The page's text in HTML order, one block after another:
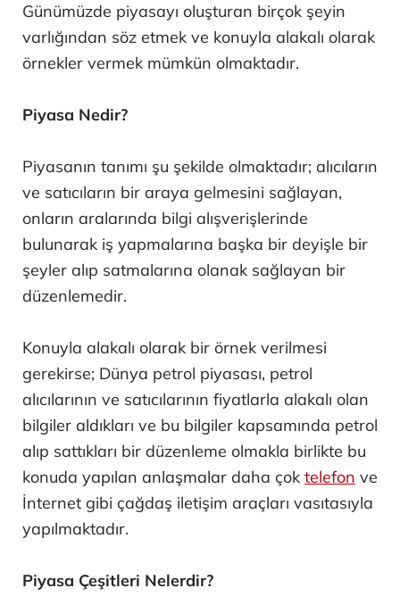
Günümüzde piyasayı oluşturan birçok şeyin
varlığından söz etmek ve konuyla alakalı olarak
örnekler vermek mümkün olmaktadır.
Piyasa Nedir?
Piyasanın tanımı şu şekilde olmaktadır; alıcıların
ve satıcıların bir araya gelmesini sağlayan,
onların aralarında bilgi alışverişlerinde
bulunarak iş yapmalarına başka bir deyişle bir
şeyler alıp satmalarına olanak sağlayan bir
düzenlemedir.
Konuyla alakalı olarak bir örnek verilmesi
gerekirse; Dünya petrol piyasası, petrol
alıcılarının ve satıcılarının fiyatlarla alakalı olan
bilgiler aldıkları ve bu bilgiler kapsamında petrol
alıp sattıkları bir düzenleme olmakla birlikte bu
konuda yapılan anlaşmalar daha çok telefon ve
İnternet gibi çağdaş iletişim araçları vasıtasıyla
yapılmaktadır.
Piyasa Çeşitleri Nelerdir?